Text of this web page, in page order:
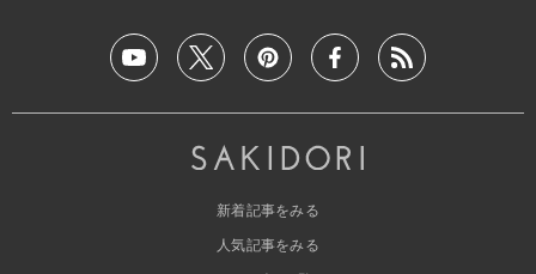
新着記事をみる
人気記事をみる